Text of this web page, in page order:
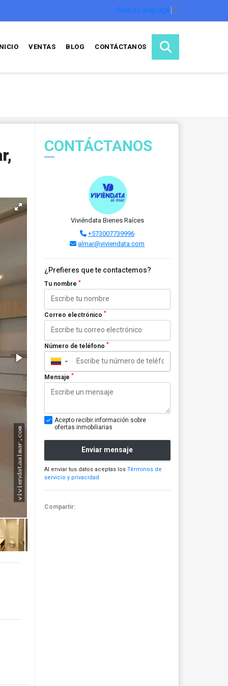
Select Language ▼
VENTAS BLOG CONTÁCTANOS
CONTÁCTANOS
Viviéndata Bienes Raíces
+573007739996
almar@viviendata.com
¿Prefieres que te contactemos?
Tu nombre *
Correo electrónico *
Número de teléfono *
▼
Mensaje *
Acepto recibir información sobre
ofertas inmobiliarias
Enviar mensaje
Al enviar tus datos aceptas los Términos de
servicio y privacidad
Compartir: